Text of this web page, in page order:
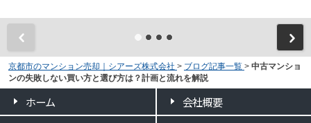
京都市のマンション売却｜シアーズ株式会社 > ブログ記事一覧 > 中古マンショ
ンの失敗しない買い方と選び方は？計画と流れを解説
ホーム
会社概要